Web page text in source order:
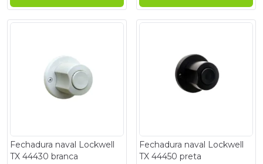
Fechadura naval Lockwell
TX 44430 branca
Fechadura naval Lockwell
TX 44450 preta